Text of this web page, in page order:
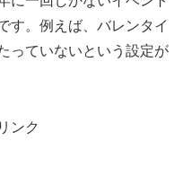
す。例えば、バレンタイ
っていないという設定が
ンク